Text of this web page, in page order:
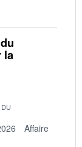
la
Affaire